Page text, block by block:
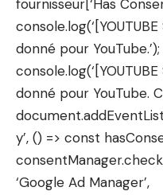
fournisseur[‘Has
donné pour
donné pour YouTube.
y’, () => const
‘Google Ad Manager’,